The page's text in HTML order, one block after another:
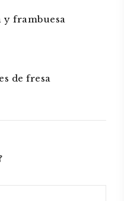
y frambuesa
de fresa